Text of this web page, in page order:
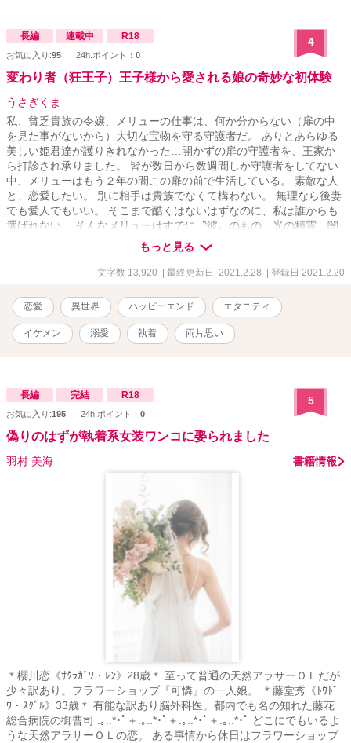
長編 連載中 R18
お気に入り:95 24h.ポイント： 0
4
変わり者（狂王子）王子様から愛される娘の奇妙な初体験
うさぎくま
私、貧乏貴族の令嬢、メリューの仕事は、何か分からない（扉の中
を見た事がないから）大切な宝物を守る守護者だ。 ありとあらゆる
美しい姫君達が護りきれなかった…開かずの扉の守護者を、王家か
ら打診され承りました。 皆が数日から数週間しか守護者をしてない
中、メリューはもう２年の間この扉の前で生活している。 素敵な人
と、恋愛したい。 別に相手は貴族でなくて構わない。 無理なら後妻
でも愛人でもいい。 そこまで酷くはないはずなのに、私は誰からも
選ばれない。 そんなメリューはすでに〝彼〟のもの。光の精霊、闇
の精霊を従えさせ、王国中、国外、全ての人から憧れと畏怖を抱か
せる美貌の第三王子。 第三王子からの愛は歪んでいて。とんでもな
い初体験と事実を受けることに。 ちょっと拗れた愛欲の物語。前
もっと見る
文字数 13,920 | 最終更新日 2021.2.28 | 登録日 2021.2.20
恋愛 異世界 ハッピーエンド エタニティ
イケメン 溺愛 執着 両片思い
長編 完結 R18
お気に入り:195 24h.ポイント： 0
5
偽りのはずが執着系女装ワンコに娶られました
羽村 美海 書籍情報
＊櫻川恋《ｻｸﾗｶﾞﾜ・ﾚﾝ》28歳＊ 至って普通の天然アラサーＯＬだが
少々訳あり。フラワーショップ『可憐』の一人娘。 ＊藤堂秀《ﾄｳﾄﾞ
ｳ・ｽｸﾞﾙ》33歳＊ 有能な訳あり脳外科医。都内でも名の知れた藤花
総合病院の御曹司 .｡.:*･ﾟ＋.｡.:*･ﾟ＋.｡.:*･ﾟ＋.｡.:*･ﾟ どこにでもいるよ
うな天然アラサーＯＬの恋。 ある事情から休日はフラワーショップ